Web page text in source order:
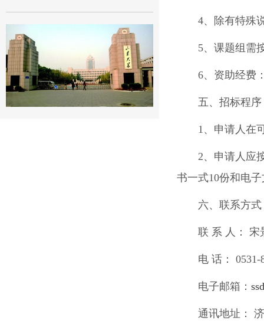
4、除有特殊
5、课题组需
6、资助经费
五、招标程序
1、申请人在
2、申请人应
书一式10份和电
六、联系方式
联 系 人： 宋
电 话： 0531-
电子邮箱：
通讯地址：